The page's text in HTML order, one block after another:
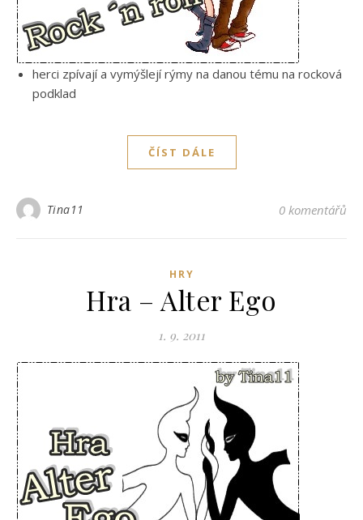
herci zpívají a vymýšlejí rýmy na danou tému na rocková
podklad
ČÍST DÁLE
Tina11 0 komentářů
HRY
Hra – Alter Ego
1. 9. 2011